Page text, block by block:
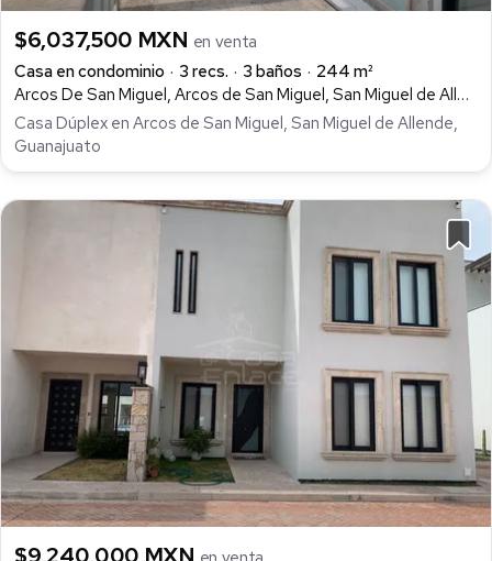
$6,037,500 MXN en venta
Casa en condominio
3 recs. 3 baños
244 m²
Arcos De San Miguel, Arcos de San Miguel, San Miguel de Allende
Casa Dúplex en Arcos de San Miguel, San Miguel de Allende,
Guanajuato